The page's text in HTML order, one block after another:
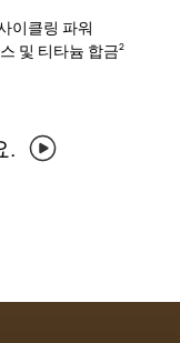
이클링 파워
및 티타늄 합금2
.